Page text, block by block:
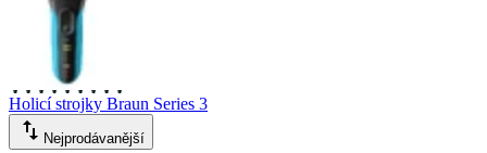
Holicí strojky Braun Series 3
Nejprodávanější